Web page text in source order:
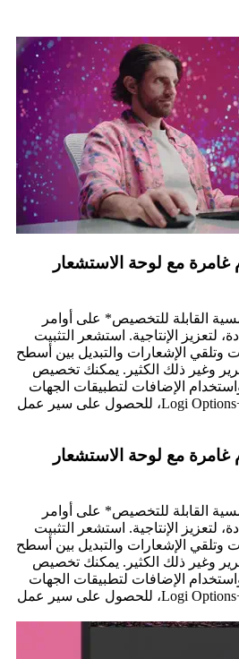
غامرة مع لوحة الاستشعار
القابلة للتخصيص* على أوامر
لتعزيز الإنتاجية. استشعر التثبيت
وتلقي الإشعارات والتبديل بين أسطح
وغير ذلك الكثير. يمكنك تخصيص
الإضافات لتطبيقات الجهات
الخارجية باستخدام تطبيق Logi Options+‎‏، للحصول على سير عمل
غامرة مع لوحة الاستشعار
القابلة للتخصيص* على أوامر
لتعزيز الإنتاجية. استشعر التثبيت
وتلقي الإشعارات والتبديل بين أسطح
وغير ذلك الكثير. يمكنك تخصيص
الإضافات لتطبيقات الجهات
الخارجية باستخدام تطبيق Logi Options+‎‏، للحصول على سير عمل